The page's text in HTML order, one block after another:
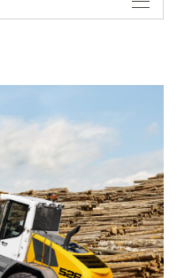
TECHNIKA